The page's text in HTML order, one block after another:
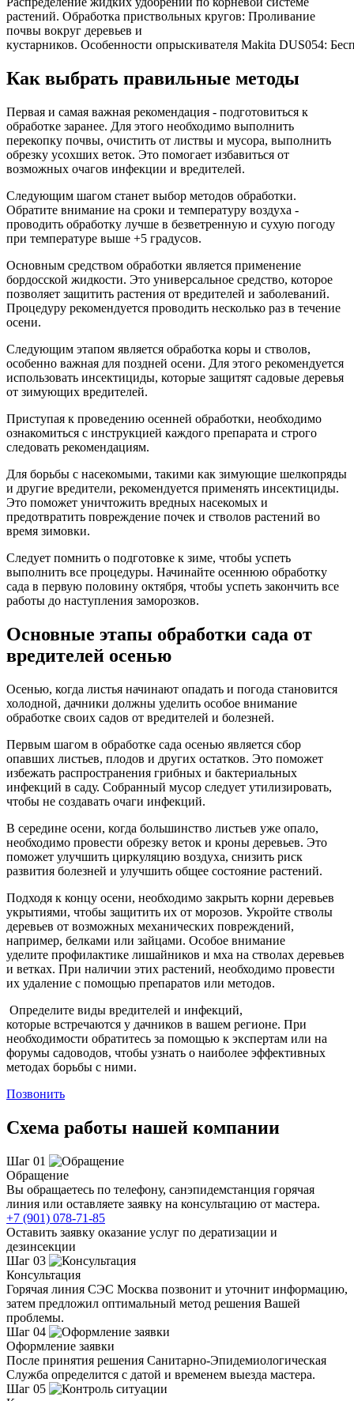
растений. Обработка приствольных кругов: Проливание
почвы вокруг деревьев и
кустарников. Особенности опрыскивателя Makita DUS054:
Как выбрать правильные методы
Первая и самая важная рекомендация - подготовиться к
обработке заранее. Для этого необходимо выполнить
перекопку почвы, очистить от листвы и мусора, выполнить
обрезку усохших веток. Это помогает избавиться от
возможных очагов инфекции и вредителей.
Следующим шагом станет выбор методов обработки.
Обратите внимание на сроки и температуру воздуха -
проводить обработку лучше в безветренную и сухую погоду
при температуре выше +5 градусов.
Основным средством обработки является применение
бордосской жидкости. Это универсальное средство, которое
позволяет защитить растения от вредителей и заболеваний.
Процедуру рекомендуется проводить несколько раз в течение
осени.
Следующим этапом является обработка коры и стволов,
особенно важная для поздней осени. Для этого рекомендуется
использовать инсектициды, которые защитят садовые деревья
от зимующих вредителей.
Приступая к проведению осенней обработки, необходимо
ознакомиться с инструкцией каждого препарата и строго
следовать рекомендациям.
Для борьбы с насекомыми, такими как зимующие шелкопряды
и другие вредители, рекомендуется применять инсектициды.
Это поможет уничтожить вредных насекомых и
предотвратить повреждение почек и стволов растений во
время зимовки.
Следует помнить о подготовке к зиме, чтобы успеть
выполнить все процедуры. Начинайте осеннюю обработку
сада в первую половину октября, чтобы успеть закончить все
работы до наступления заморозков.
Основные этапы обработки сада от
вредителей осенью
Осенью, когда листья начинают опадать и погода становится
холодной, дачники должны уделить особое внимание
обработке своих садов от вредителей и болезней.
Первым шагом в обработке сада осенью является сбор
опавших листьев, плодов и других остатков. Это поможет
избежать распространения грибных и бактериальных
инфекций в саду. Собранный мусор следует утилизировать,
чтобы не создавать очаги инфекций.
В середине осени, когда большинство листьев уже опало,
необходимо провести обрезку веток и кроны деревьев. Это
поможет улучшить циркуляцию воздуха, снизить риск
развития болезней и улучшить общее состояние растений.
Подходя к концу осени, необходимо закрыть корни деревьев
укрытиями, чтобы защитить их от морозов. Укройте стволы
деревьев от возможных механических повреждений,
например, белками или зайцами. Особое внимание
уделите профилактике лишайников и мха на стволах деревьев
и ветках. При наличии этих растений, необходимо провести
их удаление с помощью препаратов или методов.
Определите виды вредителей и инфекций,
которые встречаются у дачников в вашем регионе. При
необходимости обратитесь за помощью к экспертам или на
форумы садоводов, чтобы узнать о наиболее эффективных
методах борьбы с ними.
Позвонить
Схема работы нашей компании
Шаг 01
Обращение
Вы обращаетесь по телефону, санэпидемстанция горячая
линия или оставляете заявку на консультацию от мастера.
+7 (901) 078-71-85
Оставить заявку оказание услуг по дератизации и
дезинсекции
Шаг 03
Консультация
Горячая линия СЭС Москва позвонит и уточнит информацию,
затем предложил оптимальный метод решения Вашей
проблемы.
Шаг 04
Оформление заявки
После принятия решения Санитарно-Эпидемиологическая
Служба определится с датой и временем выезда мастера.
Шаг 05